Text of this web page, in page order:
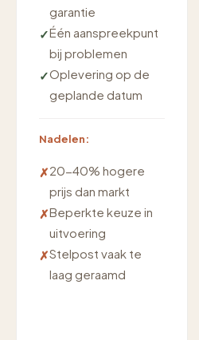
garantie
Één aanspreekpunt
bij problemen
Oplevering op de
geplande datum
Nadelen:
20-40% hogere
prijs dan markt
Beperkte keuze in
uitvoering
Stelpost vaak te
laag geraamd